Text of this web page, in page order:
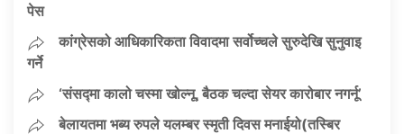
पेस
कांग्रेसको आधिकारिकता विवादमा सर्वोच्चले सुरुदेखि सुनुवाइ
गर्ने
‘संसद्‍मा कालो चस्मा खोल्नू, बैठक चल्दा सेयर कारोबार नगर्नू’
बेलायतमा भब्य रुपले यलम्बर स्मृती दिवस मनाईयो(तस्बिर